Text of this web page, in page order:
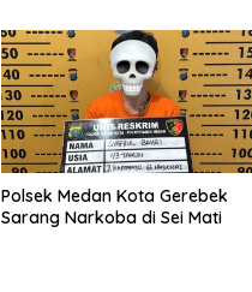
Polsek Medan Kota Gerebek
Sarang Narkoba di Sei Mati